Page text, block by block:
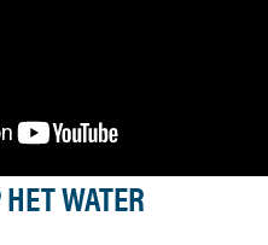
WATER